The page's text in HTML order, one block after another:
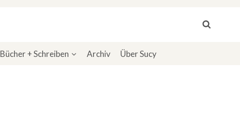
Bücher + Schreiben Archiv Über Sucy